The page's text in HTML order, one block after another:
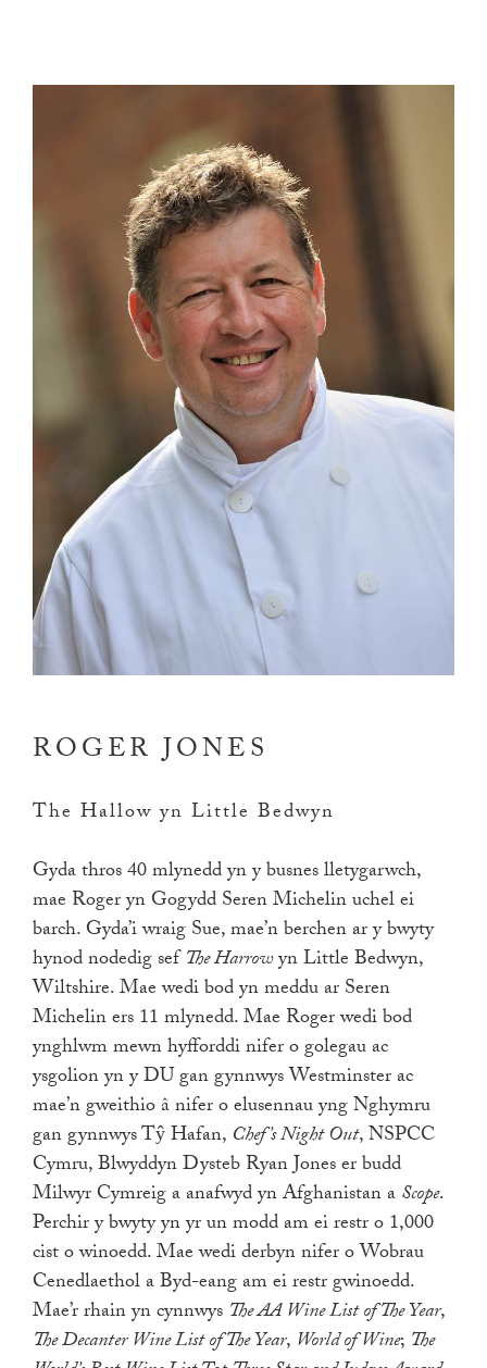
ROGER JONES
The Hallow yn Little Bedwyn
Gyda thros 40 mlynedd yn y busnes lletygarwch,
mae Roger yn Gogydd Seren Michelin uchel ei
barch. Gyda’i wraig Sue, mae’n berchen ar y bwyty
hynod nodedig sefThe Harrowyn Little Bedwyn,
Wiltshire. Mae wedi bod yn meddu ar Seren
Michelin ers 11 mlynedd. Mae Roger wedi bod
ynghlwm mewn hyfforddi nifer o golegau ac
ysgolion yn y DU gan gynnwys Westminster ac
mae’n gweithio â nifer o elusennau yng Nghymru
gan gynnwys Tŷ Hafan, Chef’s Night Out, NSPCC
Cymru, Blwyddyn Dysteb Ryan Jones er budd
Milwyr Cymreig a anafwyd yn Afghanistan aScope.
Perchir y bwyty yn yr un modd am ei restr o 1,000
cist o winoedd. Mae wedi derbyn nifer o Wobrau
Cenedlaethol a Byd-eang am ei restr gwinoedd.
Mae’r rhain yn cynnwys The AA Wine List of The Year,
The Decanter Wine List of The Year, World of Wine; The